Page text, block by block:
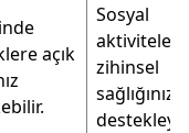
açık
Sosyal
zihinsel
sağlığınızı